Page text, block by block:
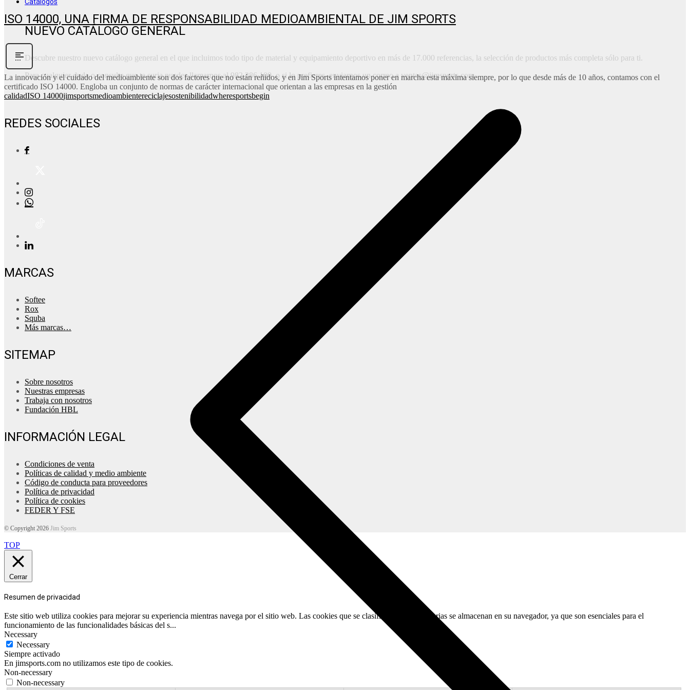
NUEVO CATÁLOGO GENERAL
Descubre nuestro nuevo catálogo general en el que incluimos todo tipo de material y equipamiento deportivo en más de 17.000 referencias, la selección de productos más completa sólo para ti.
Para cualquier duda o consulta que te surja puedes llamarnos al 982 286 100o si lo prefieres enviarnos un correo a ventas@jimsports.com
ISO 14000, UNA FIRMA DE RESPONSABILIDAD MEDIOAMBIENTAL DE JIM SPORTS
La innovación y el cuidado del medioambiente son dos factores que no están reñidos, y en Jim Sports intentamos poner en marcha esta máxima siempre, por lo que desde más de 10 años, contamos con el
certificado ISO 14000. Engloba un conjunto de normas de carácter internacional que orientan a las empresas en la gestión
calidadISO 14000jimsportsmedioambientereciclajesostenibilidadwheresportsbegin
REDES SOCIALES
MARCAS
Softee
Rox
Squba
Más marcas…
SITEMAP
Sobre nosotros
Nuestras empresas
Trabaja con nosotros
Fundación HBL
INFORMACIÓN LEGAL
Condiciones de venta
Políticas de calidad y medio ambiente
Código de conducta para proveedores
Política de privacidad
Política de cookies
FEDER Y FSE
© Copyright 2026 Jim Sports
TOP
Cerrar
Resumen de privacidad
Este sitio web utiliza cookies para mejorar su experiencia mientras navega por el sitio web. Las cookies que se clasifican como necesarias se almacenan en su navegador, ya que son esenciales para el
funcionamiento de las funcionalidades básicas del s...
Necessary
Necessary
Siempre activado
En jimsports.com no utilizamos este tipo de cookies.
Non-necessary
Non-necessary